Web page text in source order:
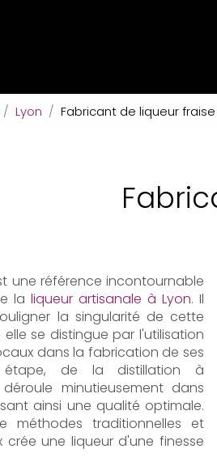
Lyon Fabricant de liqueur
une référence incontournable
la liqueur artisanale à Lyon. Il
la singularité de cette
elle se distingue par l'utilisation
dans la fabrication de ses
étape, de la distillation à
minutieusement dans
ainsi une qualité optimale.
méthodes traditionnelles et
crée une liqueur d'une finesse